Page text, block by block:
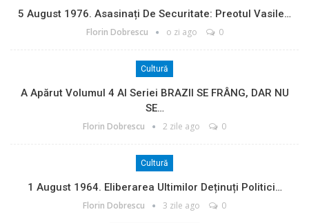
5 August 1976. Asasinați De Securitate: Preotul Vasile…
Florin Dobrescu o zi ago 0
Cultură
A Apărut Volumul 4 Al Seriei BRAZII SE FRÂNG, DAR NU
SE…
Florin Dobrescu 2 zile ago 0
Cultură
1 August 1964. Eliberarea Ultimilor Deținuți Politici…
Florin Dobrescu 3 zile ago 0